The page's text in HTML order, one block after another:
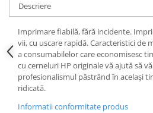
Descriere
Imprimare fiabilă, fără incidente.
vii, cu uscare rapidă. Caracteristici de
a consumabilelor care economisesc
cu cerneluri HP originale vă ajută să
profesionalismul păstrând în acelaşi
ridicată.
Informatii conformitate produs